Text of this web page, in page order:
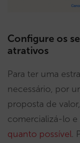
Configure os
atrativos
Para ter uma
necessário, por
proposta de
comercializá-lo e
quanto possível.